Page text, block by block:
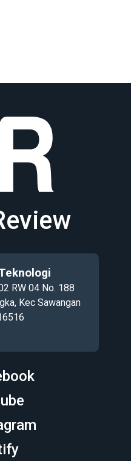
RW 04 No. 188
Kec Sawangan